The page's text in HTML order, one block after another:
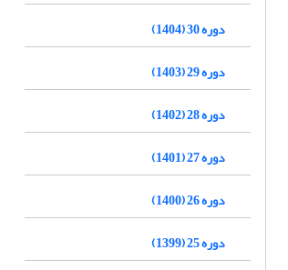
دوره 30 (1404)
دوره 29 (1403)
دوره 28 (1402)
دوره 27 (1401)
دوره 26 (1400)
دوره 25 (1399)